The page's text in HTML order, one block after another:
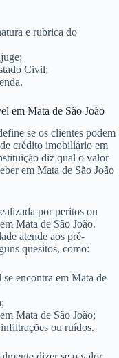
e rubrica do
Civil;
em Mata de São João
se os clientes podem
crédito imobiliário em
diz qual o valor
em Mata de São João
por peritos ou
Mata de São João.
atende aos pré-
quesitos, como:
encontra em Mata de
Mata de São João;
ou ruídos.